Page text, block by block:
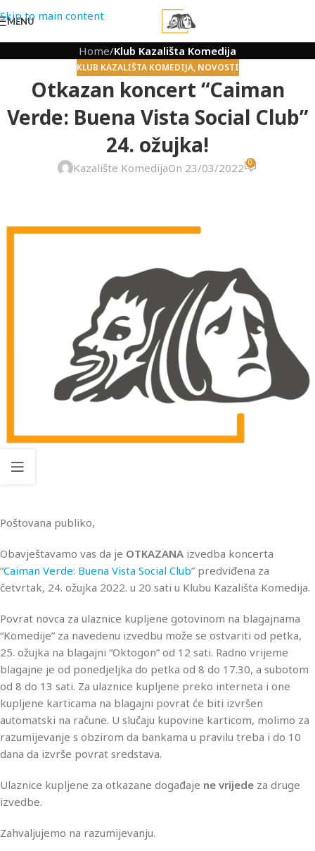
Skip to main content
MENU
Home/Klub Kazališta Komedija
KLUB KAZALIŠTA KOMEDIJA, NOVOSTI
Otkazan koncert “Caiman
Verde: Buena Vista Social Club”
24. ožujka!
Kazalište KomedijaOn 23/03/2022 0
Poštovana publiko,
Obavještavamo vas da je OTKAZANA izvedba koncerta
“Caiman Verde: Buena Vista Social Club” predviđena za
četvrtak, 24. ožujka 2022. u 20 sati u Klubu Kazališta Komedija.
Povrat novca za ulaznice kupljene gotovinom na blagajnama
“Komedije” za navedenu izvedbu može se ostvariti od petka,
25. ožujka na blagajni “Oktogon” od 12 sati. Radno vrijeme
blagajne je od ponedjeljka do petka od 8 do 17.30, a subotom
od 8 do 13 sati. Za ulaznice kupljene preko interneta i one
kupljene karticama na blagajni povrat će biti izvršen
automatski na račune. U slučaju kupovine karticom, molimo za
razumijevanje s obzirom da bankama u pravilu treba i do 10
dana da izvrše povrat sredstava.
Ulaznice kupljene za otkazane događaje ne vrijede za druge
izvedbe.
Zahvaljujemo na razumijevanju.